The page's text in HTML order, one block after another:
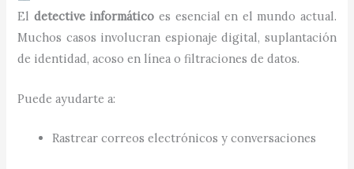
El detective informático es esencial en el mundo actual.
Muchos casos involucran espionaje digital, suplantación
de identidad, acoso en línea o filtraciones de datos.
Puede ayudarte a:
Rastrear correos electrónicos y conversaciones